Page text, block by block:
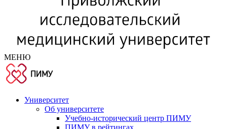
МЕНЮ
Университет
Об университете
Учебно-исторический центр ПИМУ
ПИМУ в рейтингах